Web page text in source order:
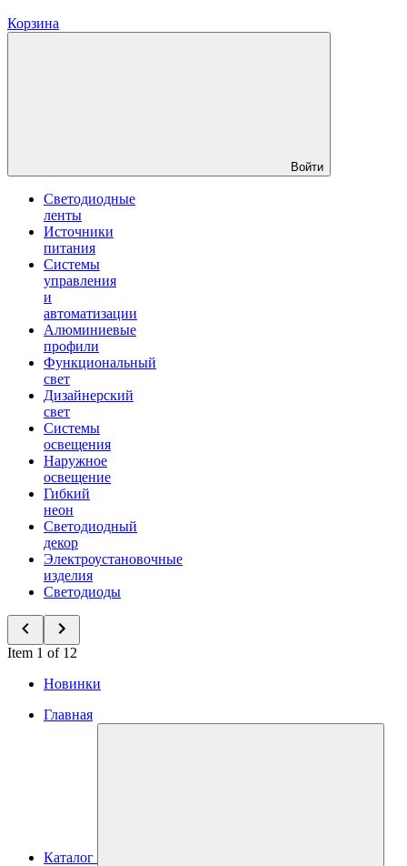
Корзина
Войти
Светодиодные
ленты
Источники
питания
Системы
управления
и
автоматизации
Алюминиевые
профили
Функциональный
свет
Дизайнерский
свет
Системы
освещения
Наружное
освещение
Гибкий
неон
Светодиодный
декор
Электроустановочные
изделия
Светодиоды
Item 1 of 12
Новинки
Главная
Каталог